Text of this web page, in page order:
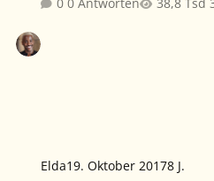
Elda19. Oktober 20178 J.